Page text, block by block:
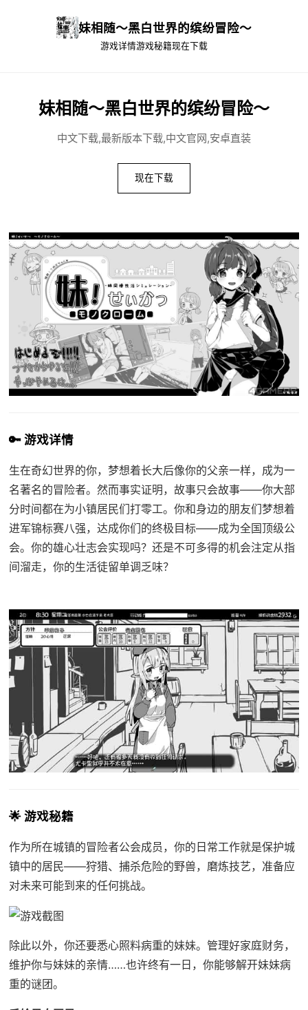
妹相随～黑白世界的缤纷冒险～
游戏详情游戏秘籍现在下载
妹相随～黑白世界的缤纷冒险～
中文下载,最新版本下载,中文官网,安卓直装
现在下载
🔑 游戏详情
生在奇幻世界的你，梦想着长大后像你的父亲一样，成为一
名著名的冒险者。然而事实证明，故事只会故事——你大部
分时间都在为小镇居民们打零工。你和身边的朋友们梦想着
进军锦标赛八强，达成你们的终极目标——成为全国顶级公
会。你的雄心壮志会实现吗？还是不可多得的机会注定从指
间溜走，你的生活徒留单调乏味？
🌟 游戏秘籍
作为所在城镇的冒险者公会成员，你的日常工作就是保护城
镇中的居民——狩猎、捕杀危险的野兽，磨炼技艺，准备应
对未来可能到来的任何挑战。
除此以外，你还要悉心照料病重的妹妹。管理好家庭财务，
维护你与妹妹的亲情……也许终有一日，你能够解开妹妹病
重的谜团。